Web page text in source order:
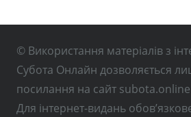
© Використання матеріалів з
Субота Онлайн дозволяється
посилання на сайт subota.online
Для інтернет-видань